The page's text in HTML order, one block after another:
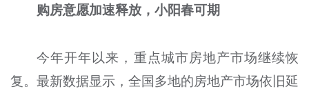
购房意愿加速释放 ，小阳春可期
今年开年以来，重点城市房地产市场继续恢
复。最新数据显示，全国多地的房地产市场依旧延